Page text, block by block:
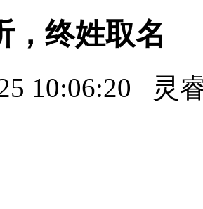
，终姓取名
10:06:20 灵